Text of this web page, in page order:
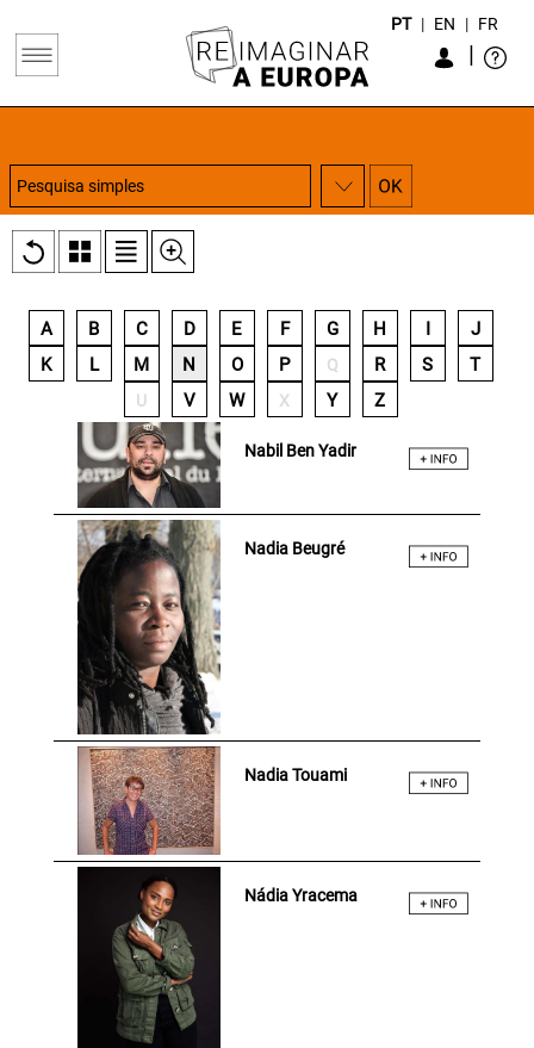
|
PT | EN | FR
A B C D E F G H
J
K
L M N O P Q R S T
U V W X Y Z
Nabil Ben Yadir
Nadia Beugré
Nadia Touami
Nádia Yracema